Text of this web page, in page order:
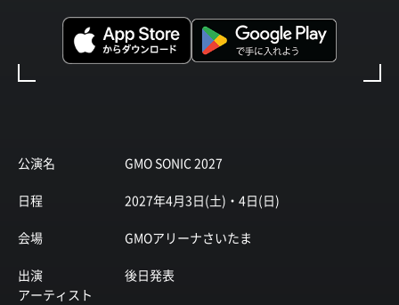
公演名 GMO SONIC 2027
日程 2027年4月3日(土)・4日(日)
会場 GMOアリーナさいたま
出演
アーティスト
後日発表